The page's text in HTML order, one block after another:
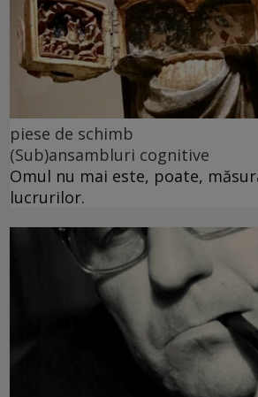
piese de schimb
(Sub)ansambluri cognitive
Omul nu mai este, poate,
lucrurilor.